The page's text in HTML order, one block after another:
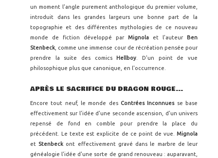
un moment l'angle purement anthologique du premier volume,
introduit dans les grandes largeurs une bonne part de la
topographie et des différentes mythologies de ce nouveau
monde de fiction développé par Mignola et l'auteur Ben
Stenbeck , comme une immense cour de récréation pensée pour
prendre la suite des comics Hellboy . D'un point de vue
philosophique plus que canonique, en l'occurrence.
APRÈS LE SACRIFICE DU DRAGON ROUGE...
Encore tout neuf, le monde des Contrées Inconnuesse base
effectivement sur l'idée d'une seconde ascension, d'un univers
repensé de fond en comble pour prendre la place du
précédent. Le texte est explicite de ce point de vue. Mignola
et Stenbeck ont effectivement gravé dans le marbre de leur
généalogie l'idée d'une sorte de grand renouveau : auparavant,